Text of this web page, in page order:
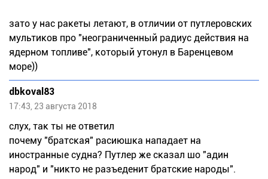
зато у нас ракеты летают, в отличии от путлеровских
мультиков про "неограниченный радиус действия на
ядерном топливе", который утонул в Баренцевом
море))
dbkoval83
17:43, 23 августа 2018
слух, так ты не ответил
почему "братская" расиюшка нападает на
иностранные судна? Путлер же сказал шо "адин
народ" и "никто не разъеденит братские народы".